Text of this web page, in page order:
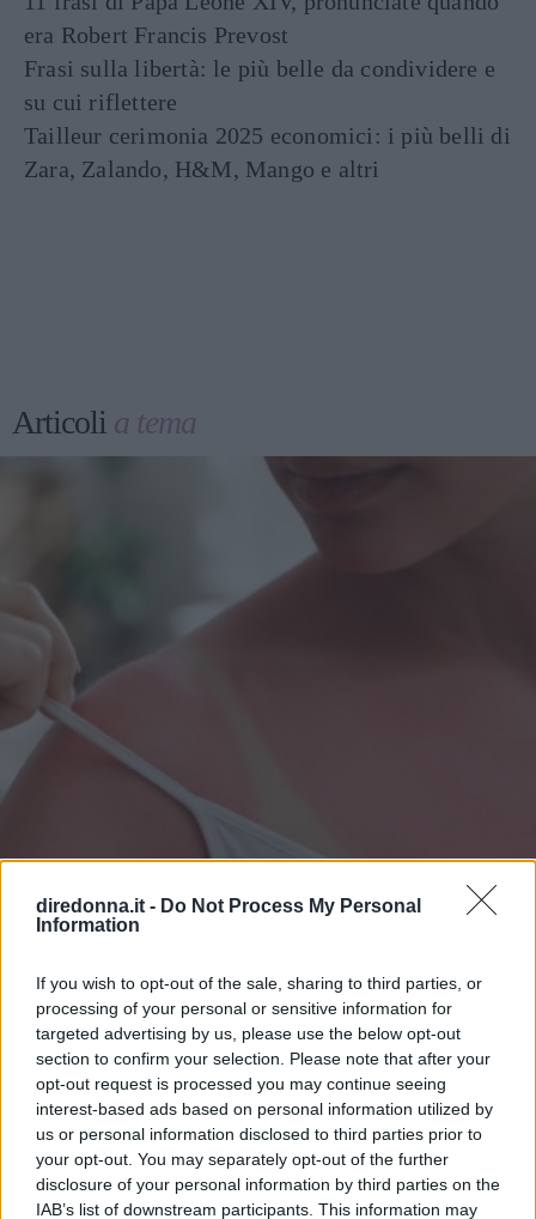
diredonna.it - Do Not Process My Personal
Information
If you wish to opt-out of the sale, sharing to third parties, or
processing of your personal or sensitive information for
targeted advertising by us, please use the below opt-out
section to confirm your selection. Please note that after your
opt-out request is processed you may continue seeing
interest-based ads based on personal information utilized by
us or personal information disclosed to third parties prior to
your opt-out. You may separately opt-out of the further
disclosure of your personal information by third parties on the
IAB’s list of downstream participants. This information may
era Robert Francis Prevost
Frasi sulla libertà: le più belle da condividere e
su cui riflettere
Tailleur cerimonia 2025 economici: i più belli di
Zara, Zalando, H&M, Mango e altri
Articoli a tema
BELLEZZA
Eritema solare: cosa fare se la
pelle è stata sovraesposta ai
raggi UV
I sintomi e i rimedi più efficaci per l'eritema solare, ma